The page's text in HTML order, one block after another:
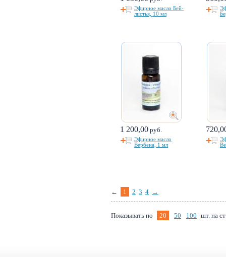
Эфирное масло Бей-
листья, 10 мл
1 200,00 руб.
Эфирное масло
Вербена, 1 мл
← 1 2 3 4 →
Показывать по 20 50 100 шт. на